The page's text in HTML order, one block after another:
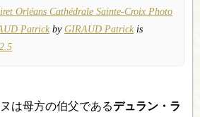
Orléans Cathédrale Sainte-Croix Photo
PatrickbyGIRAUD Patrickis
は母方の伯父であるデュラン・ラ